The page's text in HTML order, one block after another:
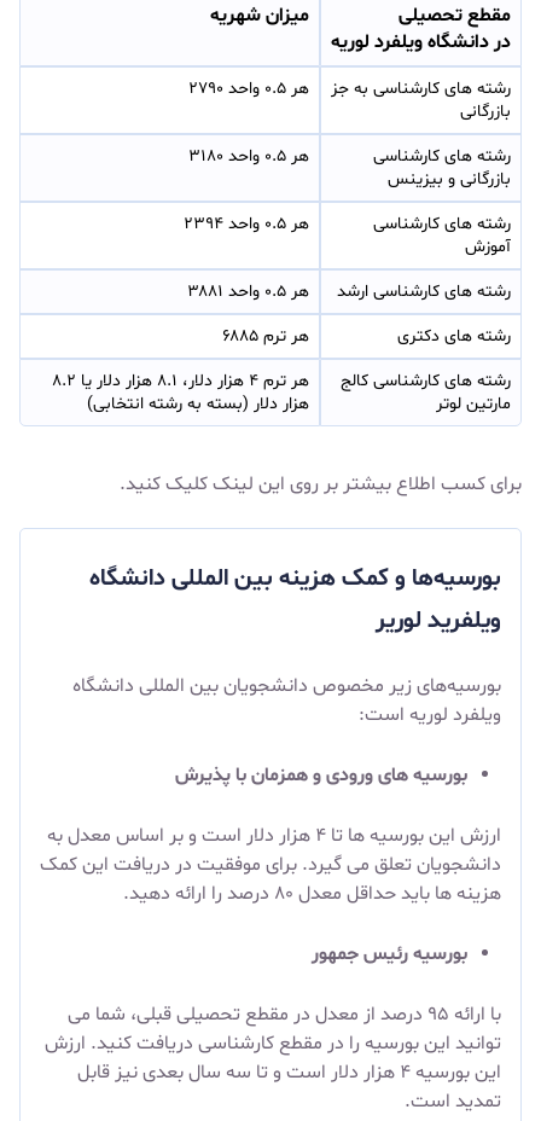
مقطع تحصیلی
در دانشگاه ویلفرد لوریه
میزان شهریه
بازرگانی
هر ۰.۵ واحد ۲۷۹۰
بازرگانی و بیزینس
هر ۰.۵ واحد ۳۱۸۰
آموزش
هر ۰.۵ واحد ۲۳۹۴
رشته های کارشناسی ارشد
هر ۰.۵ واحد ۳۸۸۱
رشته های دکتری
هر ترم ۶۸۸۵
مارتین لوتر
هزار دلار (بسته به رشته انتخابی)
برای کسب اطلاع بیشتر بر روی این لینککلیک کنید.
بورسیه‌ها و کمک هزینه بین ‌المللی دانشگاه
ویلفرید لوریر
بورسیه‌های زیر مخصوص دانشجویان بین المللی دانشگاه
ویلفرد لوریه است:
بورسیه های ورودی و همزمان با پذیرش
ارزش این بورسیه ها تا ۴ هزار دلار است و بر اساس معدل به
دانشجویان تعلق می گیرد. برای موفقیت در دریافت این کمک
هزینه ها باید حداقل معدل ۸۰ درصد را ارائه دهید.
بورسیه رئیس جمهور
با ارائه ۹۵ درصد از معدل در مقطع تحصیلی قبلی، شما می
توانید این بورسیه را در مقطع کارشناسی دریافت کنید. ارزش
این بورسیه ۴ هزار دلار است و تا سه سال بعدی نیز قابل
تمدید است.